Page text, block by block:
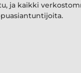
ja kaikki